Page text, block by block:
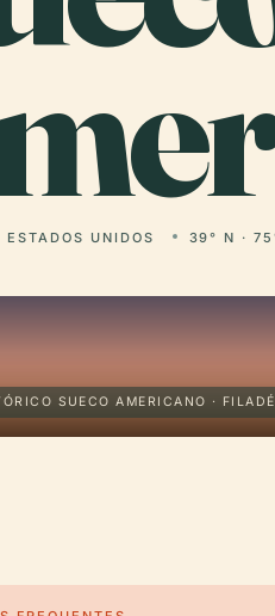
ESTADOS UNIDOS 39° N ·
SUECO AMERICANO ·